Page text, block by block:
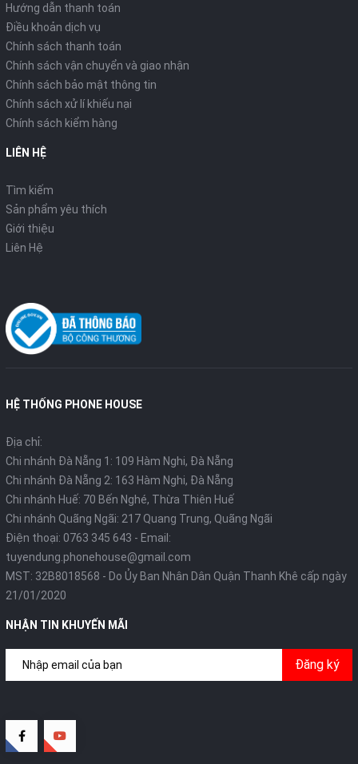
Hướng dẫn thanh toán
Điều khoản dịch vụ
Chính sách thanh toán
Chính sách vận chuyển và giao nhận
Chính sách bảo mật thông tin
Chính sách xử lí khiếu nại
Chính sách kiểm hàng
LIÊN HỆ
Tìm kiếm
Sản phẩm yêu thích
Giới thiệu
Liên Hệ
HỆ THỐNG PHONE HOUSE
Địa chỉ:
Chi nhánh Đà Nẵng 1: 109 Hàm Nghi, Đà Nẵng
Chi nhánh Đà Nẵng 2: 163 Hàm Nghi, Đà Nẵng
Chi nhánh Huế: 70 Bến Nghé, Thừa Thiên Huế
Chi nhánh Quãng Ngãi: 217 Quang Trung, Quãng Ngãi
Điện thoại: 0763 345 643 - Email:
tuyendung.phonehouse@gmail.com
MST: 32B8018568 - Do Ủy Ban Nhân Dân Quận Thanh Khê cấp ngày
21/01/2020
NHẬN TIN KHUYẾN MÃI
Đăng ký